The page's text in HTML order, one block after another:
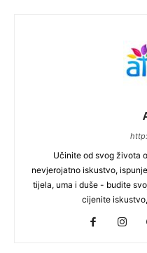
Učinite od svog života
nevjerojatno iskustvo,
tijela, uma i duše - budite
cijenite